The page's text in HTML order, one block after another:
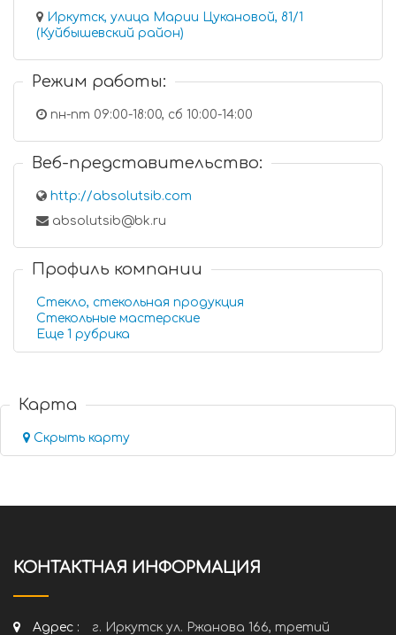
Иркутск, улица Марии Цукановой, 81/1
(Куйбышевский район)
Режим работы:
пн-пт 09:00-18:00, сб 10:00-14:00
Веб-представительство:
http://absolutsib.com
absolutsib@bk.ru
Профиль компании
Стекло, стекольная продукция
Стекольные мастерские
Еще 1 рубрика
Карта
Скрыть карту
КОНТАКТНАЯ ИНФОРМАЦИЯ
Адрес :
г. Иркутск ул. Ржанова 166, третий